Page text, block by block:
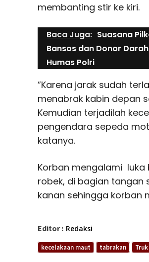
membanting stir ke kiri.
Baca Juga: Suasana
Bansos dan Donor
Humas Polri
”Karena jarak sudah
menabrak kabin depan
Kemudian terjadilah
pengendara sepeda
katanya.
Korban mengalami luka
robek, di bagian tangan
kanan sehingga korban
Editor : Redaksi
kecelakaan maut tabrakan